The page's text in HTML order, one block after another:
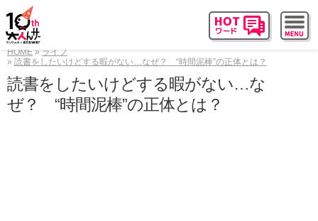
HOME
ライフ
読書をしたいけどする暇がない…なぜ？ “時間泥棒”の正体とは？
読書をしたいけどする暇がない…な
ぜ？ “時間泥棒”の正体とは？